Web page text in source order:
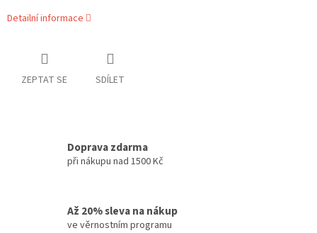
Detailní informace
ZEPTAT SE SDÍLET
Doprava zdarma
při nákupu nad 1500 Kč
Až 20% sleva na nákup
ve věrnostním programu